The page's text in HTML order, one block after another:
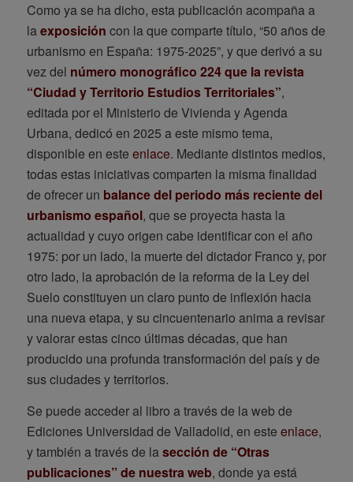
Como ya se ha dicho, esta publicación acompaña a
laexposición con la que comparte título, “50 años de
urbanismo en España: 1975-2025”, y que derivó a su
vez del número monográfico 224 que la revista
“Ciudad y Territorio Estudios Territoriales”,
editada por el Ministerio de Vivienda y Agenda
Urbana, dedicó en 2025 a este mismo tema,
disponible en este enlace. Mediante distintos medios,
todas estas iniciativas comparten la misma finalidad
de ofrecer un balance del periodo más reciente del
urbanismo español, que se proyecta hasta la
actualidad y cuyo origen cabe identificar con el año
1975: por un lado, la muerte del dictador Franco y, por
otro lado, la aprobación de la reforma de la Ley del
Suelo constituyen un claro punto de inflexión hacia
una nueva etapa, y su cincuentenario anima a revisar
y valorar estas cinco últimas décadas, que han
producido una profunda transformación del país y de
sus ciudades y territorios.
Se puede acceder al libro a través de la web de
Ediciones Universidad de Valladolid, en este enlace,
y también a través de lasección de “Otras
publicaciones” de nuestra web, donde ya está